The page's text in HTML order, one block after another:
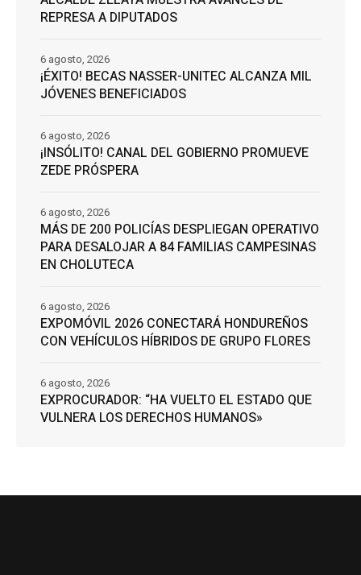
REPRESA A DIPUTADOS
¡ÉXITO! BECAS NASSER-UNITEC ALCANZA MIL
JÓVENES BENEFICIADOS
6 agosto, 2026
¡INSÓLITO! CANAL DEL GOBIERNO PROMUEVE
ZEDE PRÓSPERA
6 agosto, 2026
MÁS DE 200 POLICÍAS DESPLIEGAN OPERATIVO
PARA DESALOJAR A 84 FAMILIAS CAMPESINAS
EN CHOLUTECA
6 agosto, 2026
EXPOMÓVIL 2026 CONECTARÁ HONDUREÑOS
CON VEHÍCULOS HÍBRIDOS DE GRUPO FLORES
6 agosto, 2026
EXPROCURADOR: “HA VUELTO EL ESTADO QUE
VULNERA LOS DERECHOS HUMANOS»
6 agosto, 2026